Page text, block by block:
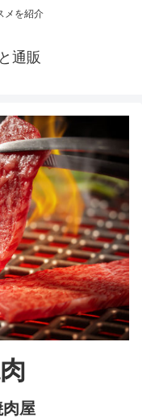
メを紹介
通販
屋